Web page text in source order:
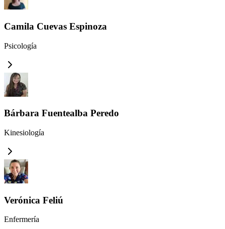
Camila Cuevas Espinoza
Psicología
Bárbara Fuentealba Peredo
Kinesiología
Verónica Feliú
Enfermería